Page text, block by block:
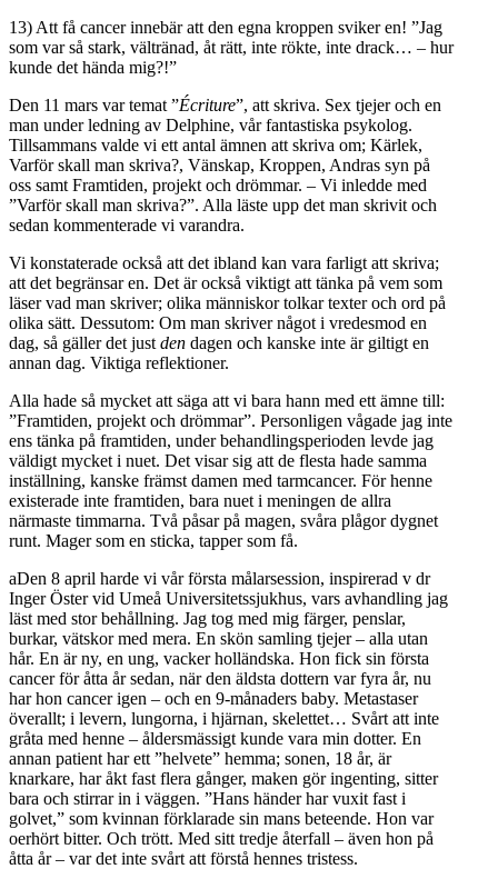
13) Att få cancer innebär att den egna kroppen sviker en! ”Jag
som var så stark, vältränad, åt rätt, inte rökte, inte drack… – hur
kunde det hända mig?!”
Den 11 mars var temat ”Écriture”, att skriva. Sex tjejer och en
man under ledning av Delphine, vår fantastiska psykolog.
Tillsammans valde vi ett antal ämnen att skriva om; Kärlek,
Varför skall man skriva?, Vänskap, Kroppen, Andras syn på
oss samt Framtiden, projekt och drömmar. – Vi inledde med
”Varför skall man skriva?”. Alla läste upp det man skrivit och
sedan kommenterade vi varandra.
Vi konstaterade också att det ibland kan vara farligt att skriva;
att det begränsar en. Det är också viktigt att tänka på vem som
läser vad man skriver; olika människor tolkar texter och ord på
olika sätt. Dessutom: Om man skriver något i vredesmod en
dag, så gäller det just den dagen och kanske inte är giltigt en
annan dag. Viktiga reflektioner.
Alla hade så mycket att säga att vi bara hann med ett ämne till:
”Framtiden, projekt och drömmar”. Personligen vågade jag inte
ens tänka på framtiden, under behandlingsperioden levde jag
väldigt mycket i nuet. Det visar sig att de flesta hade samma
inställning, kanske främst damen med tarmcancer. För henne
existerade inte framtiden, bara nuet i meningen de allra
närmaste timmarna. Två påsar på magen, svåra plågor dygnet
runt. Mager som en sticka, tapper som få.
aDen 8 april harde vi vår första målarsession, inspirerad v dr
Inger Öster vid Umeå Universitetssjukhus, vars avhandling jag
läst med stor behållning. Jag tog med mig färger, penslar,
burkar, vätskor med mera. En skön samling tjejer – alla utan
hår. En är ny, en ung, vacker holländska. Hon fick sin första
cancer för åtta år sedan, när den äldsta dottern var fyra år, nu
har hon cancer igen – och en 9-månaders baby. Metastaser
överallt; i levern, lungorna, i hjärnan, skelettet… Svårt att inte
gråta med henne – åldersmässigt kunde vara min dotter. En
annan patient har ett ”helvete” hemma; sonen, 18 år, är
knarkare, har åkt fast flera gånger, maken gör ingenting, sitter
bara och stirrar in i väggen. ”Hans händer har vuxit fast i
golvet,” som kvinnan förklarade sin mans beteende. Hon var
oerhört bitter. Och trött. Med sitt tredje återfall – även hon på
åtta år – var det inte svårt att förstå hennes tristess.